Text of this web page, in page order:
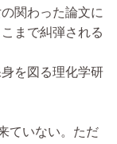
関わった論文に
まで糾弾される
を図る理化学研
ていない。ただ